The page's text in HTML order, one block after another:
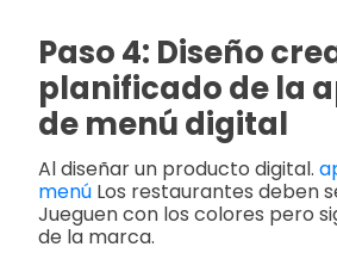
Paso 4: Diseño
planificado de la
de menú digital
Al diseñar un producto digital.
menú Los restaurantes deben
Jueguen con los colores pero
de la marca.